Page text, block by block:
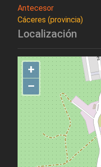
Antecesor
Cáceres (provincia)
Localización
+
–